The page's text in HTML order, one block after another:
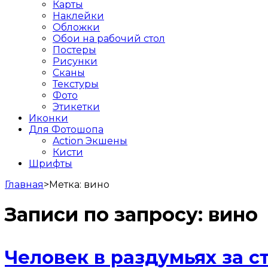
Карты
Наклейки
Обложки
Обои на рабочий стол
Постеры
Рисунки
Сканы
Текстуры
Фото
Этикетки
Иконки
Для Фотошопа
Action Экшены
Кисти
Шрифты
Главная>Метка: вино
Записи по запросу: вино
Человек в раздумьях за